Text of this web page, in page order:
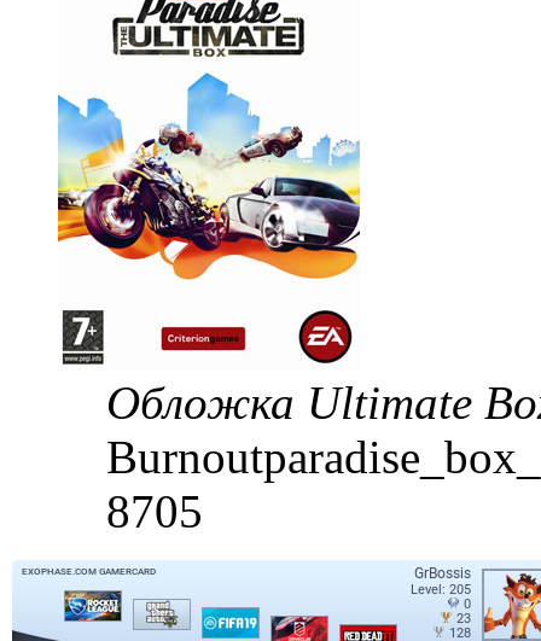
Обложка Ultimate
8705